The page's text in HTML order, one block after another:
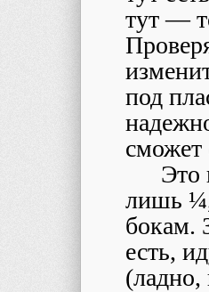
тут —
под
сможет
Это
лишь ¼,
бокам.
есть,